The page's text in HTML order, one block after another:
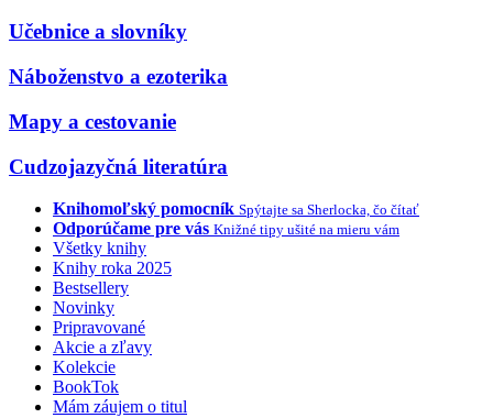
Učebnice a slovníky
Náboženstvo a ezoterika
Mapy a cestovanie
Cudzojazyčná literatúra
Knihomoľský pomocník Spýtajte sa Sherlocka, čo čítať
Odporúčame pre vás Knižné tipy ušité na mieru vám
Všetky knihy
Knihy roka 2025
Bestsellery
Novinky
Pripravované
Akcie a zľavy
Kolekcie
BookTok
Mám záujem o titul